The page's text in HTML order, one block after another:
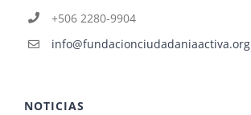
+506 2280-9904
info@fundacionciudadaniaactiva.org
NOTICIAS